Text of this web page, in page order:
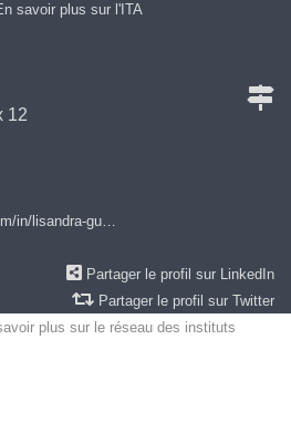
savoir plus sur l'ITA
12
in/lisandra-gu…
Partager le profil sur LinkedIn
Partager le profil sur Twitter
plus sur le réseau des instituts